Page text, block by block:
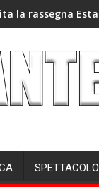
la rassegna
SPETTACOLO